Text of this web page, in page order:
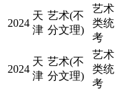
2024
天
津
艺术(不
分文理)
艺术
类统
考
2024
天
津
艺术(不
分文理)
艺术
类统
考